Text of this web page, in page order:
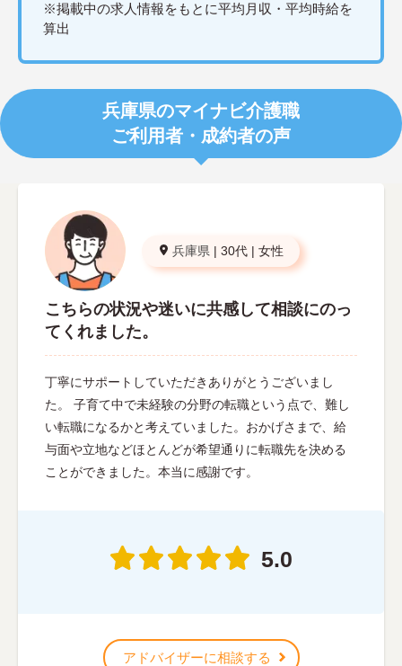
※掲載中の求人情報をもとに平均月収・平均時給を
算出
兵庫県のマイナビ介護職
ご利用者・成約者の声
兵庫県 | 30代 | 女性
こちらの状況や迷いに共感して相談にのっ
てくれました。
丁寧にサポートしていただきありがとうございまし
た。 子育て中で未経験の分野の転職という点で、難し
い転職になるかと考えていました。おかげさまで、給
与面や立地などほとんどが希望通りに転職先を決める
ことができました。本当に感謝です。
5.0
アドバイザーに相談する